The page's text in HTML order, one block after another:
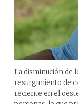
La disminución de
resurgimiento de
reciente en el